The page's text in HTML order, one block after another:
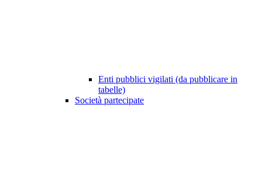
Enti pubblici vigilati (da pubblicare in
tabelle)
Società partecipate